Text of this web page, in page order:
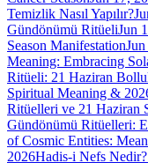
Temizlik Nasıl Yapılır?
Gündönümü RitüeliJun
Season Manifestation
Meaning: Embracing
Ritüeli: 21 Haziran
Spiritual Meaning &
Ritüelleri ve 21 Haziran
Gündönümü Ritüelleri:
of Cosmic Entities:
2026Hadis-i Nefs